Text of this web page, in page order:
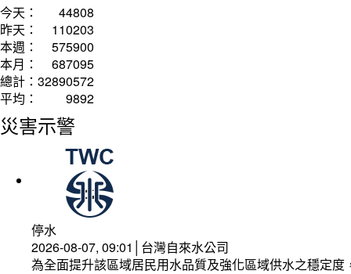
今天：
44808
昨天：
110203
本週：
575900
本月：
687095
總計： 32890572
平均：
9892
災害示警
停水
2026-08-07, 09:01│台灣自來水公司
為全面提升該區域居民用水品質及強化區域供水之穩定